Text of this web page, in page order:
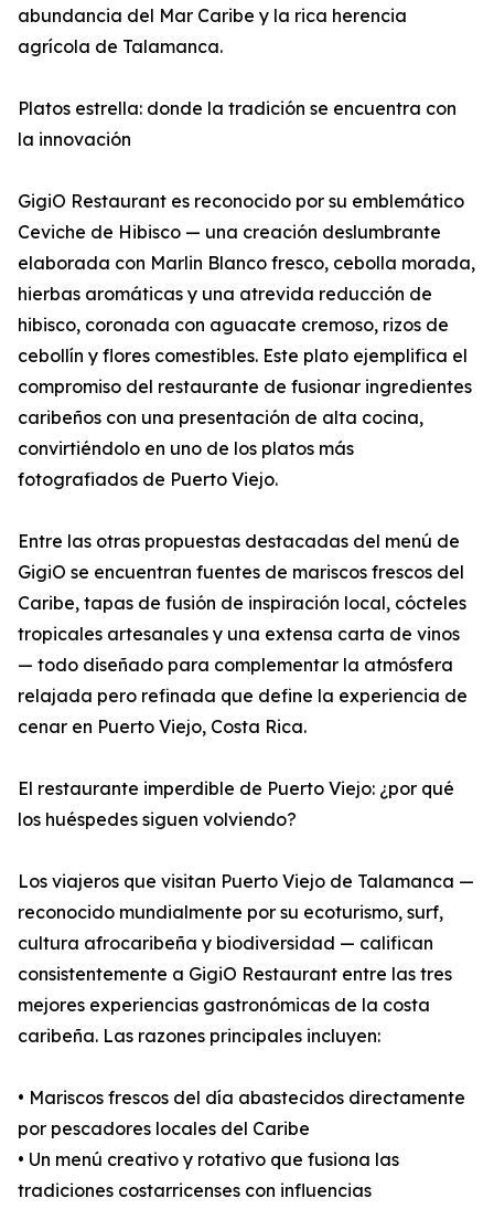
abundancia del Mar Caribe y la rica herencia
agrícola de Talamanca.
Platos estrella: donde la tradición se encuentra con
la innovación
GigiO Restaurant es reconocido por su emblemático
Ceviche de Hibisco — una creación deslumbrante
elaborada con Marlin Blanco fresco, cebolla morada,
hierbas aromáticas y una atrevida reducción de
hibisco, coronada con aguacate cremoso, rizos de
cebollín y flores comestibles. Este plato ejemplifica el
compromiso del restaurante de fusionar ingredientes
caribeños con una presentación de alta cocina,
convirtiéndolo en uno de los platos más
fotografiados de Puerto Viejo.
Entre las otras propuestas destacadas del menú de
GigiO se encuentran fuentes de mariscos frescos del
Caribe, tapas de fusión de inspiración local, cócteles
tropicales artesanales y una extensa carta de vinos
— todo diseñado para complementar la atmósfera
relajada pero refinada que define la experiencia de
cenar en Puerto Viejo, Costa Rica.
El restaurante imperdible de Puerto Viejo: ¿por qué
los huéspedes siguen volviendo?
Los viajeros que visitan Puerto Viejo de Talamanca —
reconocido mundialmente por su ecoturismo, surf,
cultura afrocaribeña y biodiversidad — califican
consistentemente a GigiO Restaurant entre las tres
mejores experiencias gastronómicas de la costa
caribeña. Las razones principales incluyen:
• Mariscos frescos del día abastecidos directamente
por pescadores locales del Caribe
• Un menú creativo y rotativo que fusiona las
tradiciones costarricenses con influencias